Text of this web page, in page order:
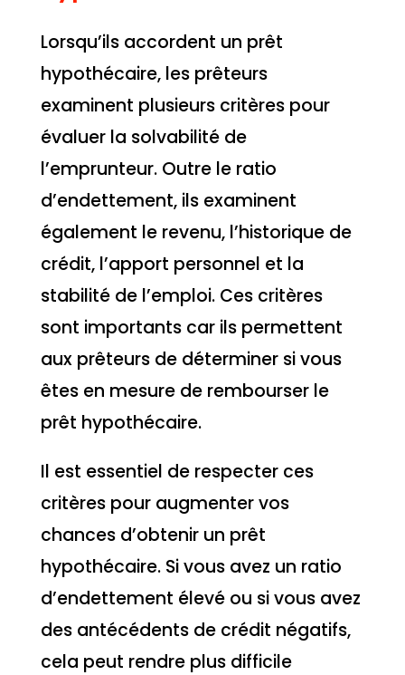
Lorsqu’ils accordent un prêt
hypothécaire, les prêteurs
examinent plusieurs critères pour
évaluer la solvabilité de
l’emprunteur. Outre le ratio
d’endettement, ils examinent
également le revenu, l’historique de
crédit, l’apport personnel et la
stabilité de l’emploi. Ces critères
sont importants car ils permettent
aux prêteurs de déterminer si vous
êtes en mesure de rembourser le
prêt hypothécaire.
Il est essentiel de respecter ces
critères pour augmenter vos
chances d’obtenir un prêt
hypothécaire. Si vous avez un ratio
d’endettement élevé ou si vous avez
des antécédents de crédit négatifs,
cela peut rendre plus difficile